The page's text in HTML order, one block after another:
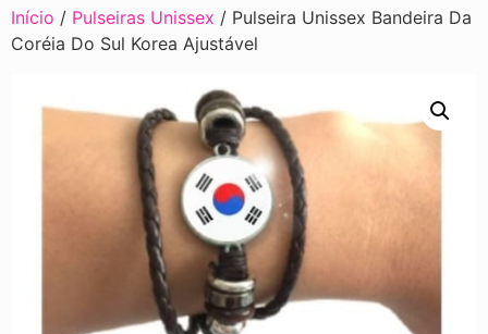
Início / Pulseiras Unissex / Pulseira Unissex Bandeira Da
Coréia Do Sul Korea Ajustável